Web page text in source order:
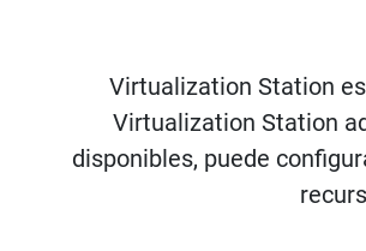
Virtualization Station
Virtualization Station
disponibles, puede